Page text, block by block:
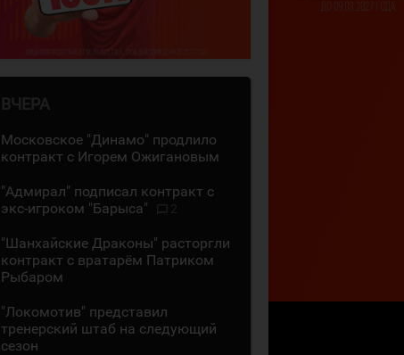
ВЧЕРА
Московское "Динамо" продлило
контракт с Игорем Ожигановым
"Адмирал" подписал контракт с
экс-игроком "Барыса"
"Шанхайские Драконы" расторгли
контракт с вратарём Патриком
Рыбаром
"Локомотив" представил
тренерский штаб на следующий
сезон